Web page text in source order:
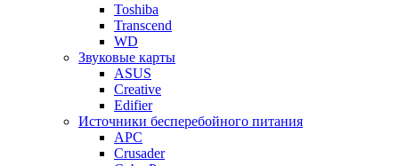
Toshiba
Transcend
WD
Звуковые карты
ASUS
Creative
Edifier
Источники бесперебойного питания
APC
Crusader